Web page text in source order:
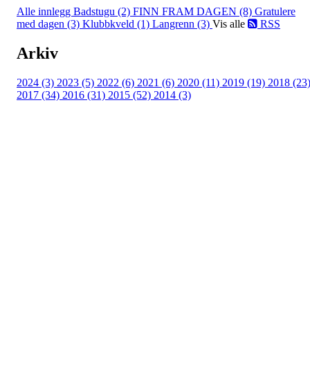
Alle innlegg Badstugu (2) FINN FRAM DAGEN (8) Gratulere
med dagen (3) Klubbkveld (1) Langrenn (3) Vis alle RSS
Arkiv
2024 (3) 2023 (5) 2022 (6) 2021 (6) 2020 (11) 2019 (19) 2018 (23)
2017 (34) 2016 (31) 2015 (52) 2014 (3)